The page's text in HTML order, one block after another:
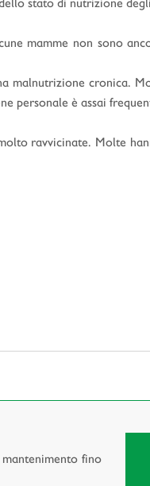
mamme non sono
cronica.
personale è assai
ravvicinate. Molte
fino